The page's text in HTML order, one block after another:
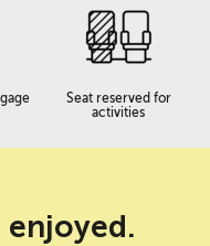
Seat reserved for
activities
enjoyed.